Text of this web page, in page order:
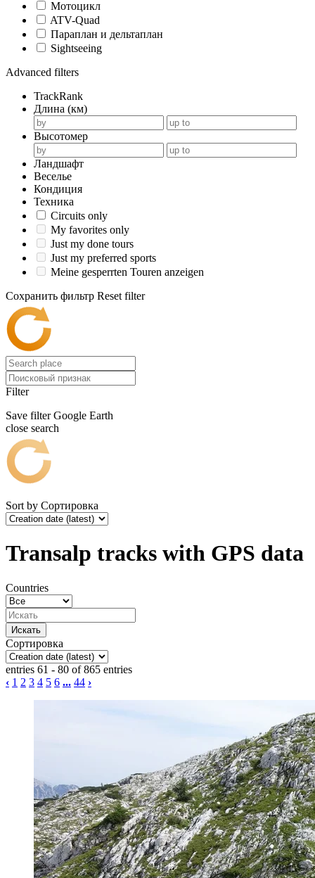
Мотоцикл
ATV-Quad
Параплан и дельтаплан
Sightseeing
Advanced filters
TrackRank
Длина (км)
Высотомер
Ландшафт
Веселье
Кондиция
Техника
Circuits only
My favorites only
Just my done tours
Just my preferred sports
Meine gesperrten Touren anzeigen
Сохранить фильтр Reset filter
Filter
Save filter Google Earth
close search
Sort by Сортировка
Transalp tracks with GPS data
Countries
Сортировка
entries 61 - 80 of 865 entries
‹ 1 2 3 4 5 6 ... 44 ›